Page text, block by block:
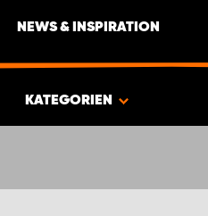
NEWS & INSPIRATION
KATEGORIEN